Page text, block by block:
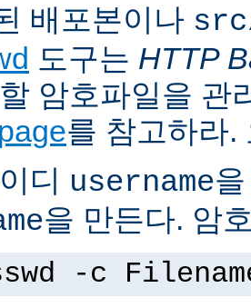
배포본이나
도구는 HTTP
암호파일을 관
를 참고하라.
디 username
을 만든다. 암
-c